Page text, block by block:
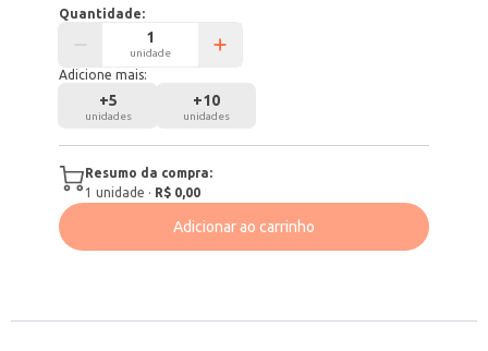
Quantidade:
unidade
Adicione mais:
+5
unidades
+10
unidades
Resumo da compra:
1 unidade · R$ 0,00
Adicionar ao carrinho